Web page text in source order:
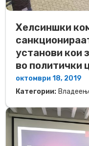
Хелсиншки
установи кои
во политички
октомври 18, 2019
Категории: